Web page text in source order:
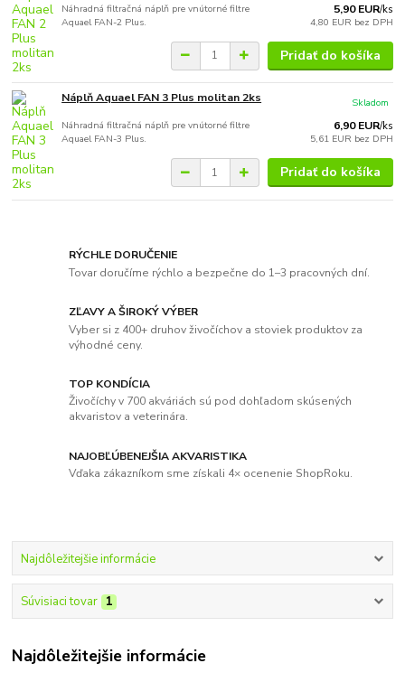
Náhradná filtračná náplň pre vnútorné filtre
Aquael FAN-2 Plus.
5,90 EUR/ks
4,80 EUR bez DPH
Pridať do košíka
Náplň Aquael FAN 3 Plus molitan 2ks
Náhradná filtračná náplň pre vnútorné filtre
Aquael FAN-3 Plus.
6,90 EUR/ks
5,61 EUR bez DPH
Skladom
Pridať do košíka
RÝCHLE DORUČENIE
Tovar doručíme rýchlo a bezpečne do 1–3 pracovných dní.
ZĽAVY A ŠIROKÝ VÝBER
Vyber si z 400+ druhov živočíchov a stoviek produktov za
výhodné ceny.
TOP KONDÍCIA
Živočíchy v 700 akváriách sú pod dohľadom skúsených
akvaristov a veterinára.
NAJOBĽÚBENEJŠIA AKVARISTIKA
Vďaka zákazníkom sme získali 4× ocenenie ShopRoku.
Najdôležitejšie informácie
Súvisiaci tovar 1
Najdôležitejšie informácie